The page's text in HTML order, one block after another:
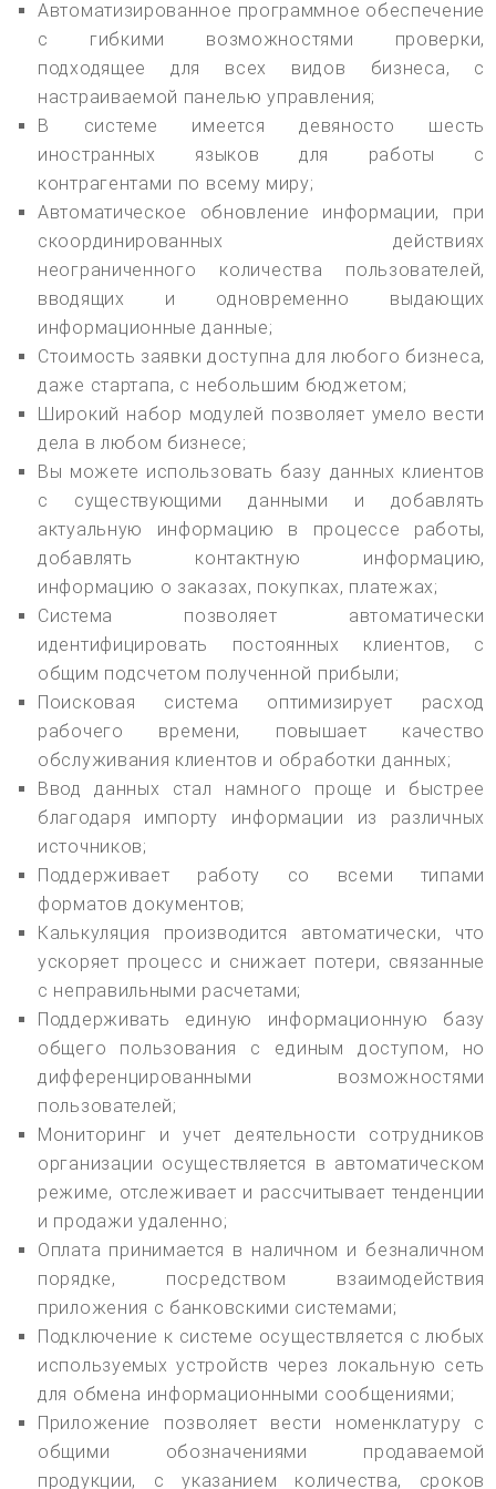
Автоматизированное программное обеспечение
с гибкими возможностями проверки,
подходящее для всех видов бизнеса, с
настраиваемой панелью управления;
В системе имеется девяносто шесть
иностранных языков для работы с
контрагентами по всему миру;
Автоматическое обновление информации, при
скоординированных действиях
неограниченного количества пользователей,
вводящих и одновременно выдающих
информационные данные;
Стоимость заявки доступна для любого бизнеса,
даже стартапа, с небольшим бюджетом;
Широкий набор модулей позволяет умело вести
дела в любом бизнесе;
Вы можете использовать базу данных клиентов
с существующими данными и добавлять
актуальную информацию в процессе работы,
добавлять контактную информацию,
информацию о заказах, покупках, платежах;
Система позволяет автоматически
идентифицировать постоянных клиентов, с
общим подсчетом полученной прибыли;
Поисковая система оптимизирует расход
рабочего времени, повышает качество
обслуживания клиентов и обработки данных;
Ввод данных стал намного проще и быстрее
благодаря импорту информации из различных
источников;
Поддерживает работу со всеми типами
форматов документов;
Калькуляция производится автоматически, что
ускоряет процесс и снижает потери, связанные
с неправильными расчетами;
Поддерживать единую информационную базу
общего пользования с единым доступом, но
дифференцированными возможностями
пользователей;
Мониторинг и учет деятельности сотрудников
организации осуществляется в автоматическом
режиме, отслеживает и рассчитывает тенденции
и продажи удаленно;
Оплата принимается в наличном и безналичном
порядке, посредством взаимодействия
приложения с банковскими системами;
Подключение к системе осуществляется с любых
используемых устройств через локальную сеть
для обмена информационными сообщениями;
Приложение позволяет вести номенклатуру с
общими обозначениями продаваемой
продукции, с указанием количества, сроков